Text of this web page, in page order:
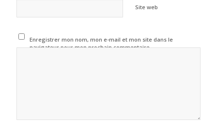
Site web
Enregistrer mon nom, mon e-mail et mon site dans le
navigateur pour mon prochain commentaire.